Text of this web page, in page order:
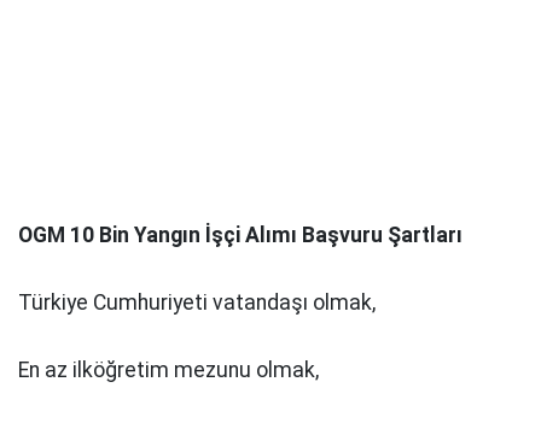
OGM 10 Bin Yangın İşçi Alımı Başvuru Şartları
Türkiye Cumhuriyeti vatandaşı olmak,
En az ilköğretim mezunu olmak,